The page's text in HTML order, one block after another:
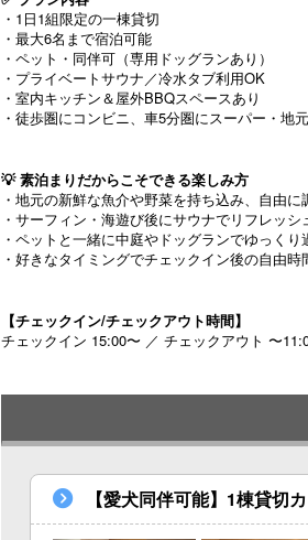
・1日1組限定の一棟貸切
・最大6名まで宿泊可能
・ペット・同伴可（専用ドッグランあり）
・プライベートサウナ／冷水タブ利用OK
・室内キッチン＆屋外BBQスペースあり
・徒歩圏にコンビニ、車5分圏にスーパー・地
💡 素泊まりだからこそできる楽しみ方
・地元の新鮮な魚介や野菜を持ち込み、自由に
・サーフィン・海遊び後にサウナでリフレッシ
・ペットと一緒に中庭やドッグランでゆっくり
・好きなタイミングでチェックイン後の自由時
【チェックイン/チェックアウト時間】
チェックイン 15:00〜 ／ チェックアウト 〜
【愛犬同伴可能】1棟貸切